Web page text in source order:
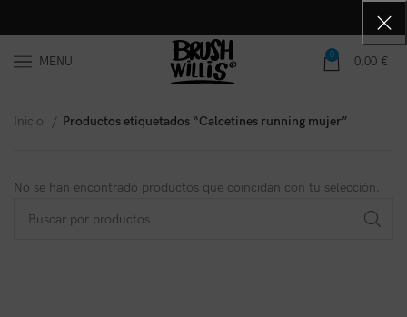
MENU 0 0,00 €
Inicio Productos etiquetados “Calcetines running mujer”
No se han encontrado productos que coincidan con tu selección.